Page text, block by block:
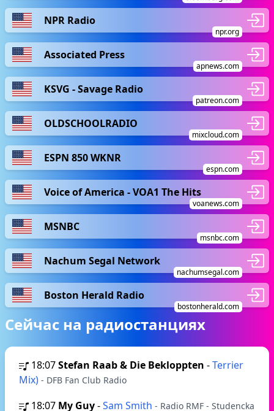
NPR Radio
npr.org
Associated Press
apnews.com
KSVG - Savage Radio
patreon.com
OLDSCHOOLRADIO
mixcloud.com
ESPN 850 WKNR
espn.com
Voice of America - VOA1 The Hits
voanews.com
MSNBC
msnbc.com
Nachum Segal Network
nachumsegal.com
Boston Herald Radio
bostonherald.com
Сейчас на радиостанциях
18:07Stefan Raab & Die Bekloppten -Terrier
Mix) - DFB Fan Club Radio
18:07 My Guy-Sam Smith - Radio RMF - Studencka